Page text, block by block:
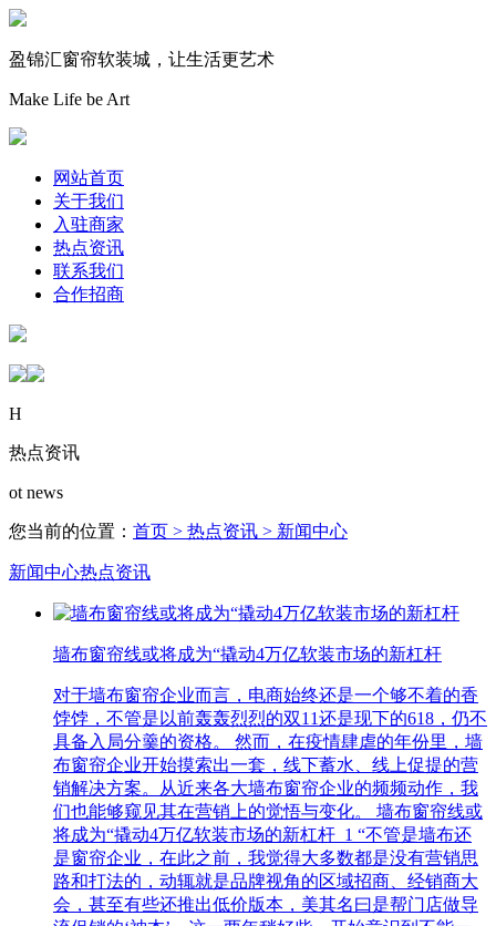
盈锦汇窗帘软装城，让生活更艺术
Make Life be Art
网站首页
关于我们
入驻商家
热点资讯
联系我们
合作招商
H
热点资讯
ot news
您当前的位置： 首页 > 热点资讯 > 新闻中心
新闻中心热点资讯
墙布窗帘线或将成为“撬动4万亿软装市场的新杠杆
对于墙布窗帘企业而言，电商始终还是一个够不着的香
饽饽，不管是以前轰轰烈烈的双11还是现下的618，仍不
具备入局分羹的资格。 然而，在疫情肆虐的年份里，墙
布窗帘企业开始摸索出一套，线下蓄水、线上促提的营
销解决方案。从近来各大墙布窗帘企业的频频动作，我
们也能够窥见其在营销上的觉悟与变化。 墙布窗帘线或
将成为“撬动4万亿软装市场的新杠杆_1 “不管是墙布还
是窗帘企业，在此之前，我觉得大多数都是没有营销思
路和打法的，动辄就是品牌视角的区域招商、经销商大
会，甚至有些还推出低价版本，美其名曰是帮门店做导